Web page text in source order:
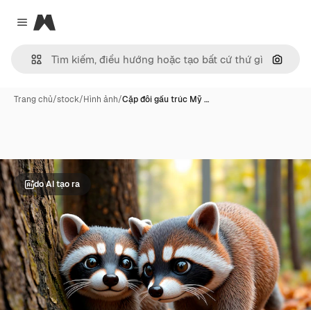
Close menu
Magnific
Tìm
Trang chủ/stock/Hình ảnh/Cặp đôi gấu trúc Mỹ …
do AI tạo ra